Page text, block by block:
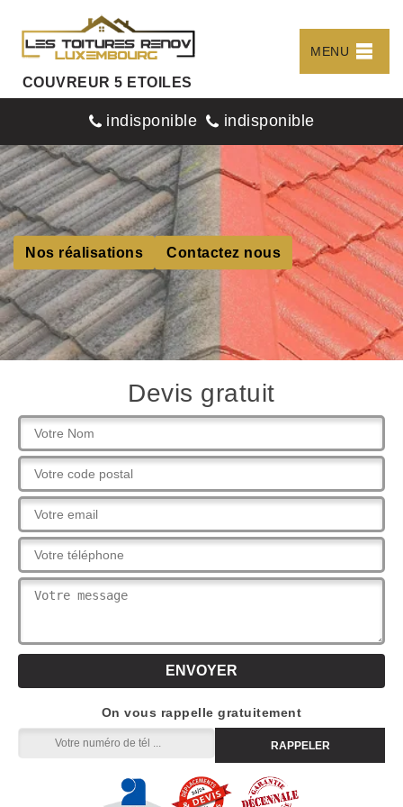
COUVREUR 5 ETOILES
MENU
indisponible indisponible
Nos réalisations Contactez nous
Devis gratuit
On vous rappelle gratuitement